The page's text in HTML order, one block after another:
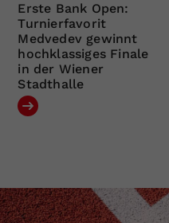
Erste Bank Open:
Turnierfavorit
Medvedev gewinnt
hochklassiges Finale
in der Wiener
Stadthalle